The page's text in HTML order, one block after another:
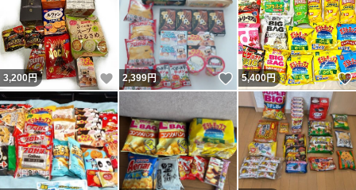
3,200円 いいね！
2,399円 いいね！
5,400円